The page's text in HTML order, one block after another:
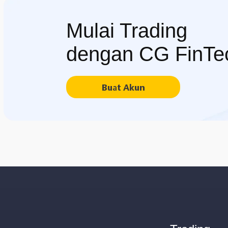
Mulai Trading
dengan CG
Buat Akun